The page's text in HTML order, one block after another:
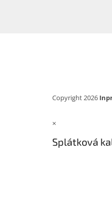
Copyright 2026
×
Splátková